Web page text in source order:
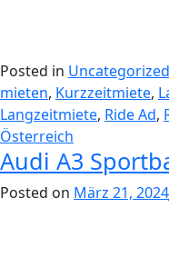
Posted in Uncategorized
mieten, Kurzzeitmiete,
Langzeitmiete, Ride Ad,
Österreich
Audi A3
Posted on März 21, 2024